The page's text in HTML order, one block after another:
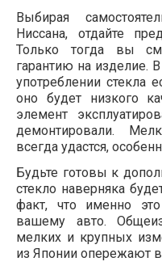
Выбирая
Ниссана, отдайте
Только тогда вы
гарантию на изделие.
употреблении стекла
оно будет низкого
элемент
демонтировали.
всегда удастся,
Будьте готовы к
стекло наверняка
факт, что именно
вашему авто.
мелких и крупных
из Японии опережают